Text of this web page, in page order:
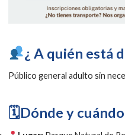
​¿ A quién está
Público general adulto sin
🗓Dónde y cuándo